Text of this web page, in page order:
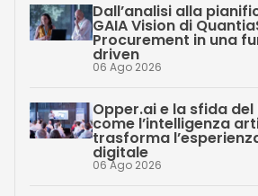
Dall’analisi alla
GAIA Vision di
Procurement in una
driven
06 Ago 2026
Opper.ai e la sfida
come l’intelligenza
trasforma
digitale
06 Ago 2026